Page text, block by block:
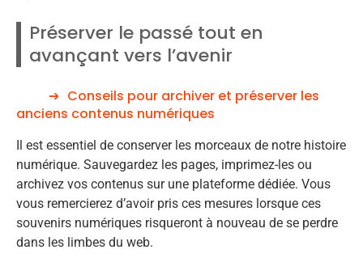
Préserver le passé tout en
avançant vers l’avenir
Conseils pour archiver et préserver les
anciens contenus numériques
Il est essentiel de conserver les morceaux de notre histoire
numérique. Sauvegardez les pages, imprimez-les ou
archivez vos contenus sur une plateforme dédiée. Vous
vous remercierez d’avoir pris ces mesures lorsque ces
souvenirs numériques risqueront à nouveau de se perdre
dans les limbes du web.